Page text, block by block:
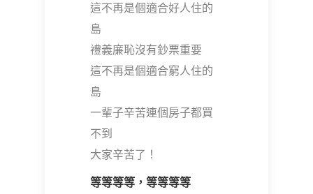
這不再是個適合好人住的
島
禮義廉恥沒有鈔票重要
這不再是個適合窮人住的
島
一輩子辛苦連個房子都買
不到
大家辛苦了！
等等等等，等等等等